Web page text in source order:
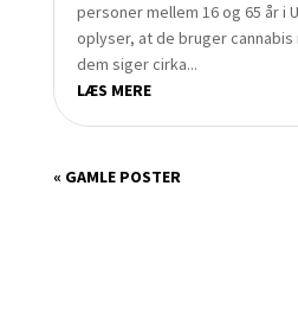
personer mellem 16 og 65 år i
oplyser, at de bruger
dem siger cirka...
LÆS MERE
« GAMLE POSTER